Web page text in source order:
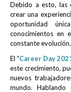
Debido a esto, las
crear una
oportunidad
conocimientos en
constante evolución.
El “Career Day
este crecimiento,
nuevos
mundo.